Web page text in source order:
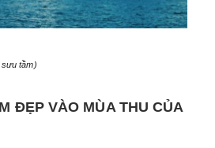
sưu tầm)
ĐẸP VÀO MÙA THU CỦA